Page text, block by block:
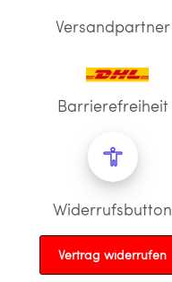
Versandpartner
Barrierefreiheit
Widerrufsbutton
Vertrag widerrufen